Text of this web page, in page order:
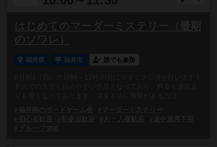
はじめてのマーダーミステリー（最期
のソワレ）
福井県 福井市 誰でも参加
8月9日（日）の10時～11時30分にマダミス公演を行います！
初めての方でも始めやすい作品となっており、料金も通常よ
りも安くなっております。マダミスに興味がある方は...
#福井県のボードゲーム会
#マーダーミステリー
#初心者歓迎
#初参加歓迎 #お一人様歓迎
#途中退席不可
#グループSNE